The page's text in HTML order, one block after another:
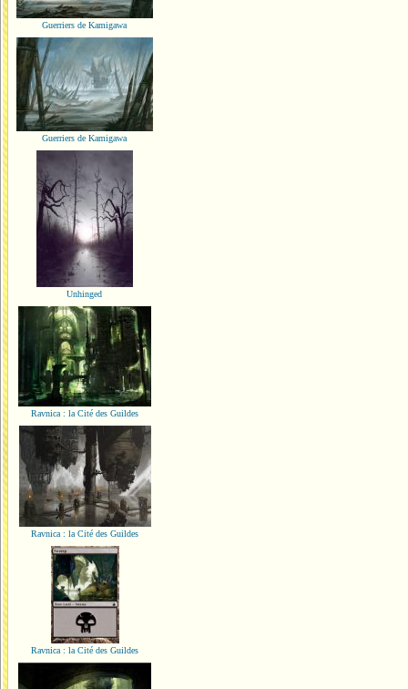
Guerriers de Kamigawa
Guerriers de Kamigawa
Unhinged
Ravnica : la Cité des Guildes
Ravnica : la Cité des Guildes
Ravnica : la Cité des Guildes